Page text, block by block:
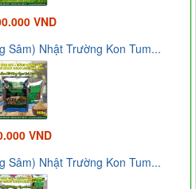
VND
Sâm) Nhật Trường Kon Tum...
VND
Sâm) Nhật Trường Kon Tum...